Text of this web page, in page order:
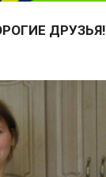
ДРУЗЬЯ!